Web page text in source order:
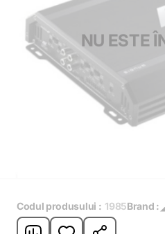
NU ESTE
Codul produsului : 1985Brand :